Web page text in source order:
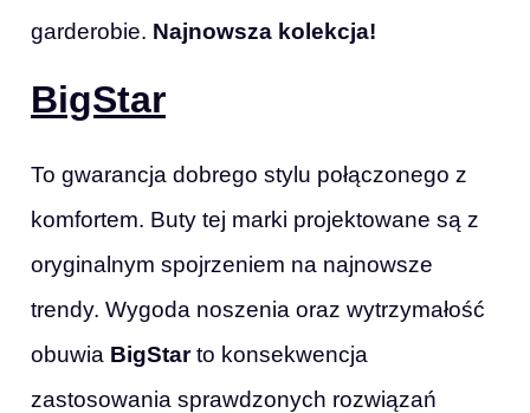
garderobie. Najnowsza kolekcja!
BigStar
To gwarancja dobrego stylu połączonego z
komfortem. Buty tej marki projektowane są z
oryginalnym spojrzeniem na najnowsze
trendy. Wygoda noszenia oraz wytrzymałość
obuwia BigStarto konsekwencja
zastosowania sprawdzonych rozwiązań